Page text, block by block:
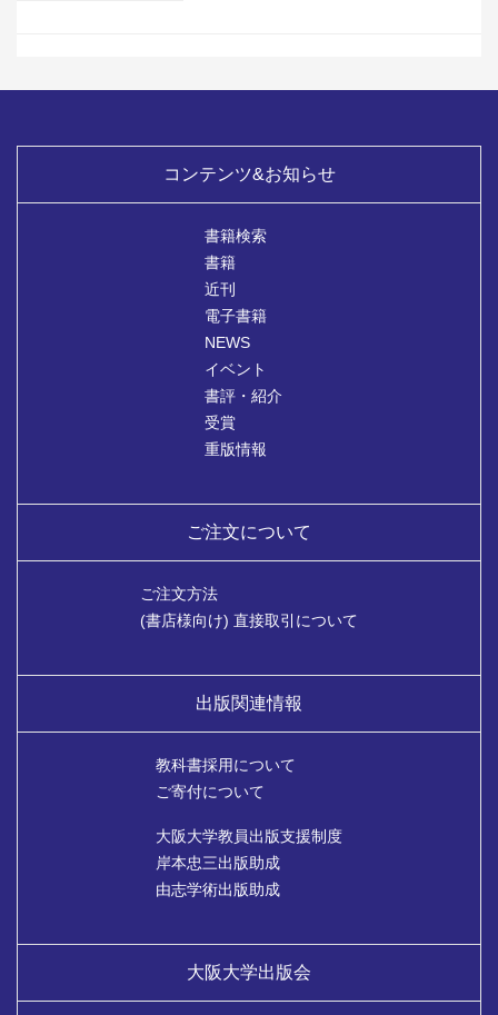
コンテンツ&お知らせ
書籍検索
書籍
近刊
電子書籍
NEWS
イベント
書評・紹介
受賞
重版情報
ご注文について
ご注文方法
(書店様向け) 直接取引について
出版関連情報
教科書採用について
ご寄付について
大阪大学教員出版支援制度
岸本忠三出版助成
由志学術出版助成
大阪大学出版会